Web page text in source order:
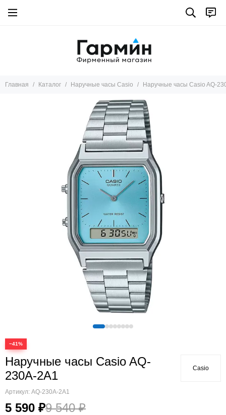
Главная Каталог Наручные часы Casio Наручные часы Casio AQ-
−41%
Наручные часы Casio AQ-
230A-2A1
Артикул: AQ-230A-2A1
5 590 ₽9 540 ₽
Casio